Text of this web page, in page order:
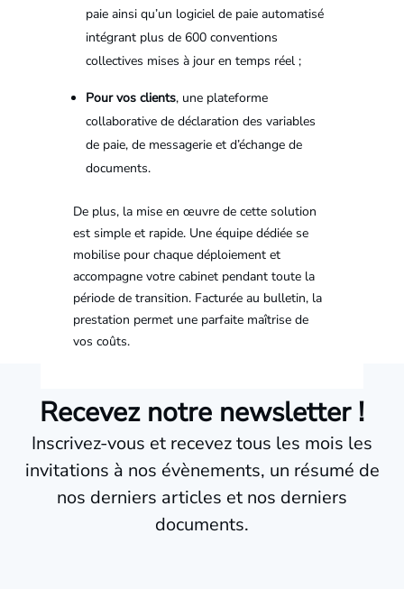
paie ainsi qu’un logiciel de paie automatisé
intégrant plus de 600 conventions
collectives mises à jour en temps réel ;
Pour vos clients, une plateforme
collaborative de déclaration des variables
de paie, de messagerie et d’échange de
documents.
De plus, la mise en œuvre de cette solution
est simple et rapide. Une équipe dédiée se
mobilise pour chaque déploiement et
accompagne votre cabinet pendant toute la
période de transition. Facturée au bulletin, la
prestation permet une parfaite maîtrise de
vos coûts.
Recevez notre newsletter !
Inscrivez-vous et recevez tous les mois les
invitations à nos évènements, un résumé de
nos derniers articles et nos derniers
documents.